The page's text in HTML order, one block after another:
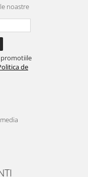
noastre
promotiile
de